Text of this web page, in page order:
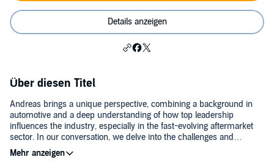
Details anzeigen
Über diesen Titel
Andreas brings a unique perspective, combining a background in
automotive and a deep understanding of how top leadership
influences the industry, especially in the fast-evolving aftermarket
sector. In our conversation, we delve into the challenges and
opportunities around leadership transitions, the role of company
culture, and the ongoing transformation within the aftermarket